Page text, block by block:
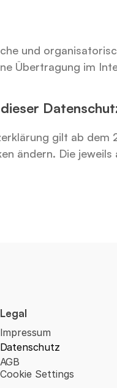
und
Übertragung im
gilt ab
ändern. Die
Legal
Impressum
Datenschutz
AGB
Cookie Settings